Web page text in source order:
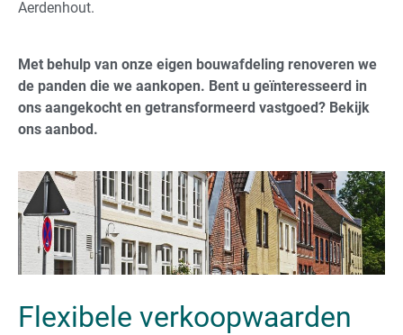
Aerdenhout.
Met behulp van onze eigen bouwafdeling renoveren we
de panden die we aankopen. Bent u geïnteresseerd in
ons aangekocht en getransformeerd vastgoed? Bekijk
ons aanbod.
Flexibele verkoopwaarden